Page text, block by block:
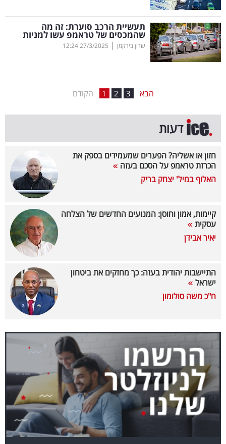
תרבות
ופנאי
תיירות
המילון
הכלכלי
פודקאסט
40
ניוזלטרים
מייל
אדום
תעשיית הרכב סוערת: זה מה
שהמכסים של טראמפ עשו למניות
שרון בירקמן |
27/3/2025
12:24
הקודם 1 2 3 הבא
דעות
חזון או אשליה? הפערים שמעמידים בספק את
הכרזת טראמפ על הסכם בעזה
האלוף במיל' יצחק בריק
קיימות, אמון וחוסן: המנועים החדשים של הצלחה
עסקית
יאיר אבידן
התיישבות יהודית בעזה: כך מחזקים את ביטחון
ישראל
ח"כ משה סולומון